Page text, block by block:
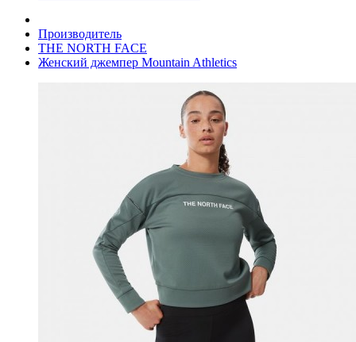
Производитель
THE NORTH FACE
Женский джемпер Mountain Athletics